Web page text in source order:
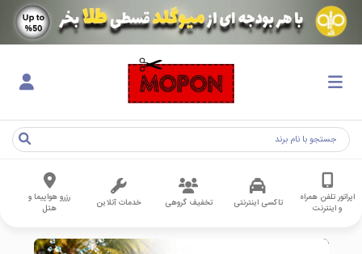
اپراتور تلفن همراه
و اینترنت
تاکسی اینترنتی تخفیف گروهی خدمات آنلاین
رزرو هواپیما و
هتل